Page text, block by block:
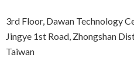
3rd Floor, Dawan Technology
Jingye 1st Road, Zhongshan
Taiwan